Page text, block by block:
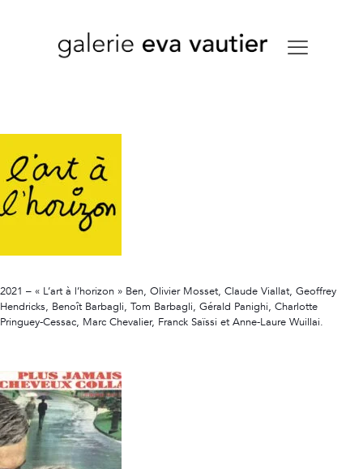
2021 – « L’art à l’horizon » Ben, Olivier Mosset, Claude Viallat, Geoffrey
Hendricks, Benoît Barbagli, Tom Barbagli, Gérald Panighi, Charlotte
Pringuey-Cessac, Marc Chevalier, Franck Saïssi et Anne-Laure Wuillai.